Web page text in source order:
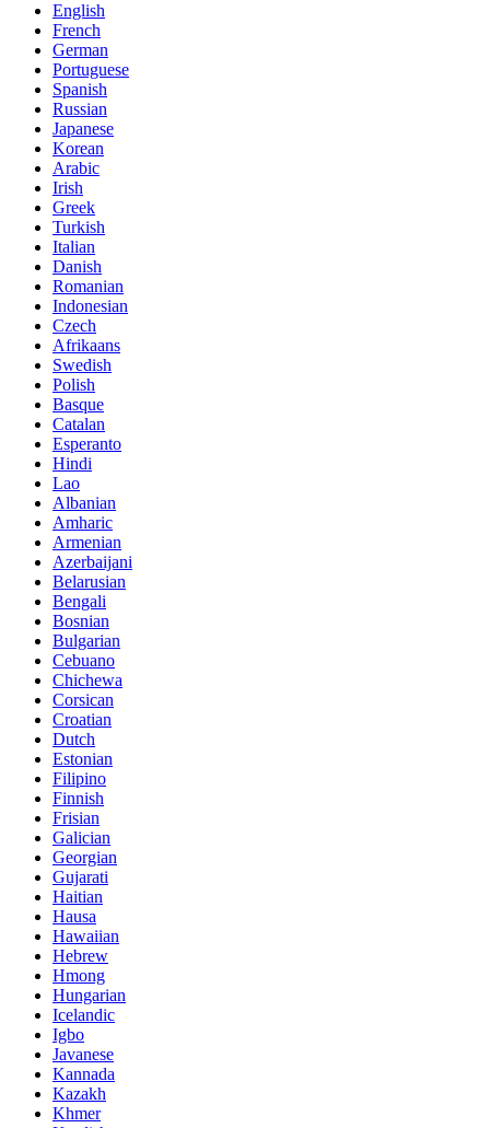
English
French
German
Portuguese
Spanish
Russian
Japanese
Korean
Arabic
Irish
Greek
Turkish
Italian
Danish
Romanian
Indonesian
Czech
Afrikaans
Swedish
Polish
Basque
Catalan
Esperanto
Hindi
Lao
Albanian
Amharic
Armenian
Azerbaijani
Belarusian
Bengali
Bosnian
Bulgarian
Cebuano
Chichewa
Corsican
Croatian
Dutch
Estonian
Filipino
Finnish
Frisian
Galician
Georgian
Gujarati
Haitian
Hausa
Hawaiian
Hebrew
Hmong
Hungarian
Icelandic
Igbo
Javanese
Kannada
Kazakh
Khmer